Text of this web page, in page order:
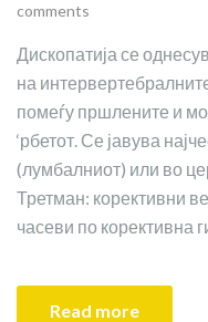
comments
Дископатија се
на
помеѓу пршлените и
‘рбетот. Се јавува
(лумбалниот) или во
Третман: корективни
часеви по корективна
Read more